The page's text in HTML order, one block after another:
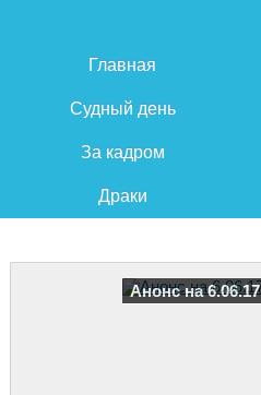
Главная
Судный день
За кадром
Драки
Анонс на 6.06.17